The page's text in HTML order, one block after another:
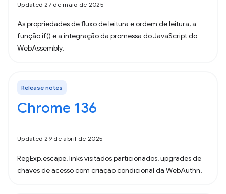
Updated 27 de maio de 2025
As propriedades de fluxo de leitura e ordem de leitura, a
função if() e a integração da promessa do JavaScript do
WebAssembly.
Release notes
Chrome 136
Updated 29 de abril de 2025
RegExp.escape, links visitados particionados, upgrades de
chaves de acesso com criação condicional da WebAuthn.